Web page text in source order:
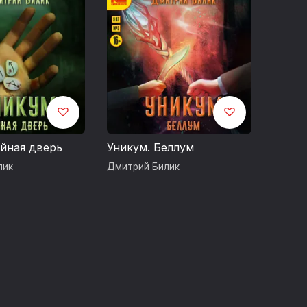
free-music/all/
)
дверь Уникум. Беллум
Дмитрий Билик